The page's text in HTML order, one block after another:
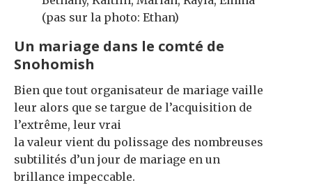
(pas sur la photo: Ethan)
Un mariage dans le comté de
Snohomish
Bien que tout organisateur de mariage vaille
leur alors que se targue de l’acquisition de
l’extrême, leur vrai
la valeur vient du polissage des nombreuses
subtilités d’un jour de mariage en un
brillance impeccable.